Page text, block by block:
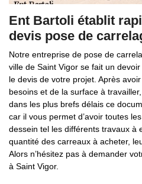
Ent Bartoli établit
devis pose de
Notre entreprise de pose de
ville de Saint Vigor se fait un
le devis de votre projet. Après
besoins et de la surface à
dans les plus brefs délais ce
car il vous permet d’avoir toutes
dessein tel les différents travaux à
quantité des carreaux à acheter,
Alors n’hésitez pas à demander
à Saint Vigor.